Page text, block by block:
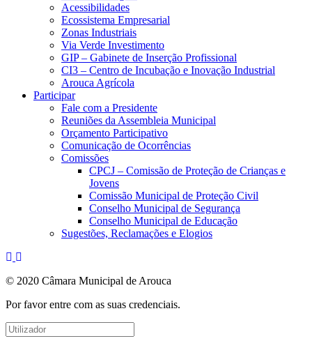
Acessibilidades
Ecossistema Empresarial
Zonas Industriais
Via Verde Investimento
GIP – Gabinete de Inserção Profissional
CI3 – Centro de Incubação e Inovação Industrial
Arouca Agrícola
Participar
Fale com a Presidente
Reuniões da Assembleia Municipal
Orçamento Participativo
Comunicação de Ocorrências
Comissões
CPCJ – Comissão de Proteção de Crianças e
Jovens
Comissão Municipal de Proteção Civil
Conselho Municipal de Segurança
Conselho Municipal de Educação
Sugestões, Reclamações e Elogios
© 2020 Câmara Municipal de Arouca
Por favor entre com as suas credenciais.